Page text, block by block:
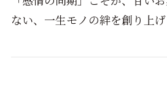
ない、一生モノの絆を創り上げ